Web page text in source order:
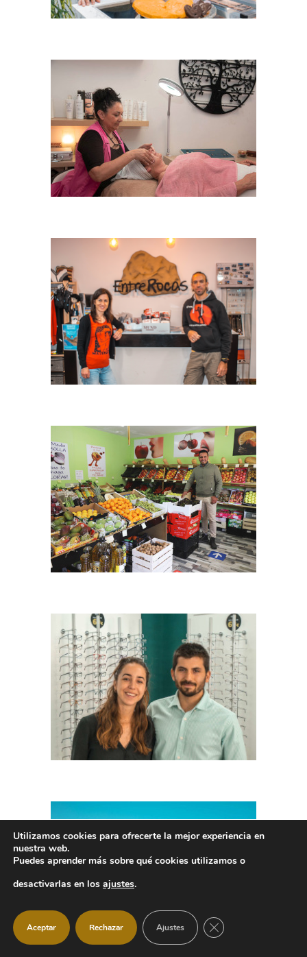
Utilizamos cookies para ofrecerte la mejor experiencia en
nuestra web.
Puedes aprender más sobre qué cookies utilizamos o
desactivarlas en los ajustes.
Aceptar Rechazar Ajustes CERRAR EL